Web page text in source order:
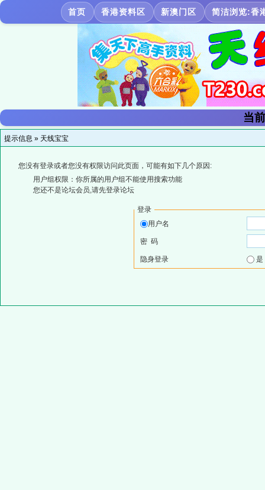
首页 香港资料区 新澳门区 简洁浏览:香
当
提示信息 » 天线宝宝
您没有登录或者您没有权限访问此页面，可能有如下几个原因:
用户组权限：你所属的用户组不能使用搜索功能
您还不是论坛会员,请先登录论坛
登录
用户名
密 码
隐身登录